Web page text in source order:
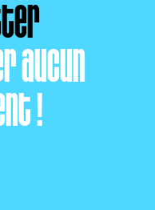
aucun
!